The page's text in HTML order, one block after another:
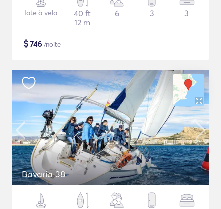
Iate à vela
40 ft
12 m
6 3 3
$746 /noite
Bavaria 38